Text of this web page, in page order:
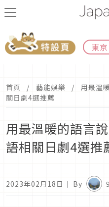
東京
首頁 藝能娛樂
用最溫
關日劇4選推薦
用最溫暖的語言
語相關日劇4選推
2023年02月18日 ｜ By